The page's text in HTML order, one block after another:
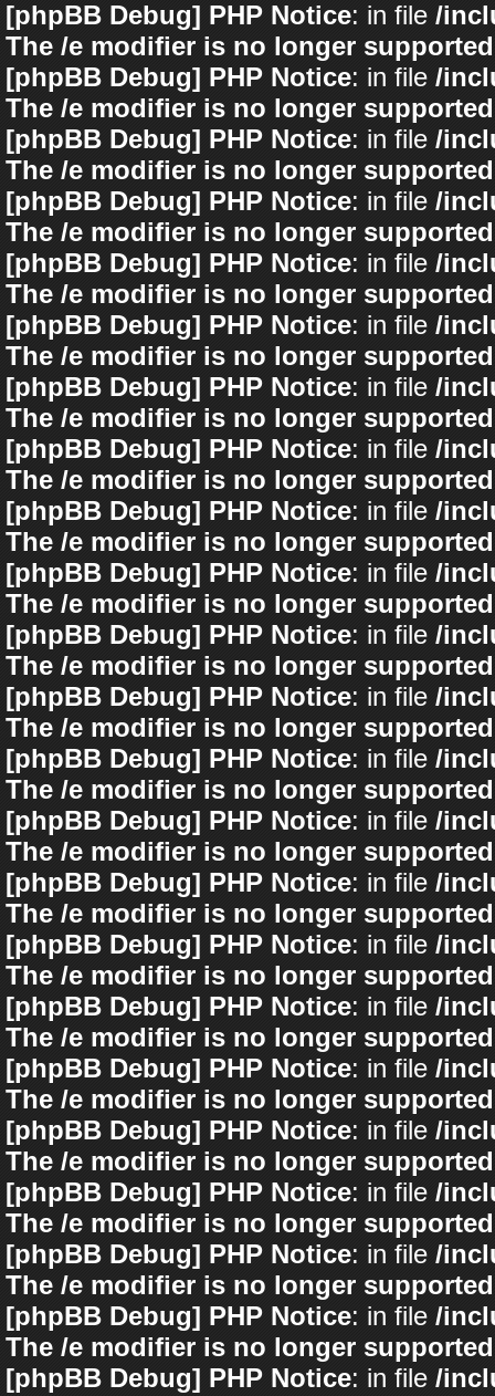
[phpBB Debug] PHP Notice: in file /
The /e modifier is no longer
[phpBB Debug] PHP Notice: in file /
The /e modifier is no longer
[phpBB Debug] PHP Notice: in file /
The /e modifier is no longer
[phpBB Debug] PHP Notice: in file /
The /e modifier is no longer
[phpBB Debug] PHP Notice: in file /
The /e modifier is no longer
[phpBB Debug] PHP Notice: in file /
The /e modifier is no longer
[phpBB Debug] PHP Notice: in file /
The /e modifier is no longer
[phpBB Debug] PHP Notice: in file /
The /e modifier is no longer
[phpBB Debug] PHP Notice: in file /
The /e modifier is no longer
[phpBB Debug] PHP Notice: in file /
The /e modifier is no longer
[phpBB Debug] PHP Notice: in file /
The /e modifier is no longer
[phpBB Debug] PHP Notice: in file /
The /e modifier is no longer
[phpBB Debug] PHP Notice: in file /
The /e modifier is no longer
[phpBB Debug] PHP Notice: in file /
The /e modifier is no longer
[phpBB Debug] PHP Notice: in file /
The /e modifier is no longer
[phpBB Debug] PHP Notice: in file /
The /e modifier is no longer
[phpBB Debug] PHP Notice: in file /
The /e modifier is no longer
[phpBB Debug] PHP Notice: in file /
The /e modifier is no longer
[phpBB Debug] PHP Notice: in file /
The /e modifier is no longer
[phpBB Debug] PHP Notice: in file /
The /e modifier is no longer
[phpBB Debug] PHP Notice: in file /
The /e modifier is no longer
[phpBB Debug] PHP Notice: in file /
The /e modifier is no longer
[phpBB Debug] PHP Notice: in file /